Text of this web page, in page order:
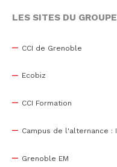
LES SITES DU
CCI de Grenoble
Ecobiz
CCI Formation
Campus de l'alternance :
Grenoble EM